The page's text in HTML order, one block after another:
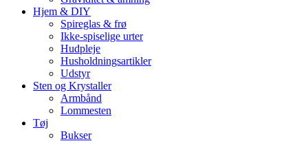
Hjem & DIY
Spireglas & frø
Ikke-spiselige urter
Hudpleje
Husholdningsartikler
Udstyr
Sten og Krystaller
Armbånd
Lommesten
Tøj
Bukser